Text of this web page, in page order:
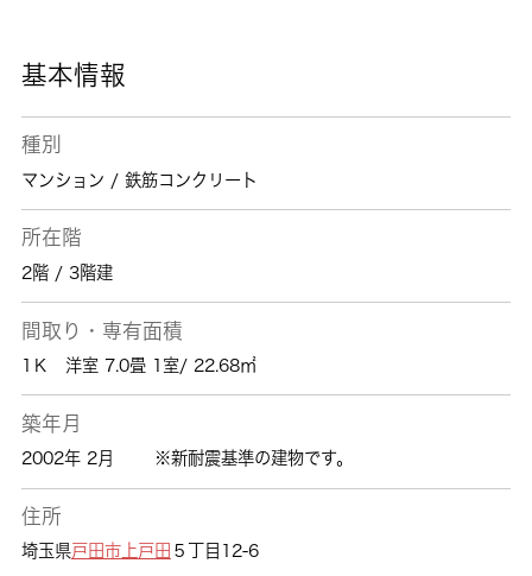
基本情報
種別
マンション / 鉄筋コンクリート
所在階
2階 / 3階建
間取り・専有面積
1Ｋ 洋室 7.0畳 1室/ 22.68㎡
築年月
2002年 2月 ※新耐震基準の建物です。
住所
埼玉県戸田市上戸田 ５丁目12-6